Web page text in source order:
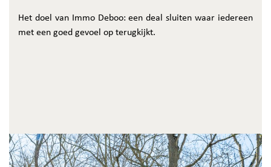
Het doel van Immo Deboo: een deal sluiten waar iedereen
met een goed gevoel op terugkijkt.